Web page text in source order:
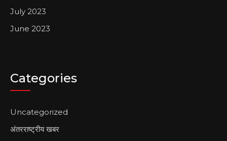
July 2023
June 2023
Categories
Uncategorized
अंतरराष्ट्रीय खबर